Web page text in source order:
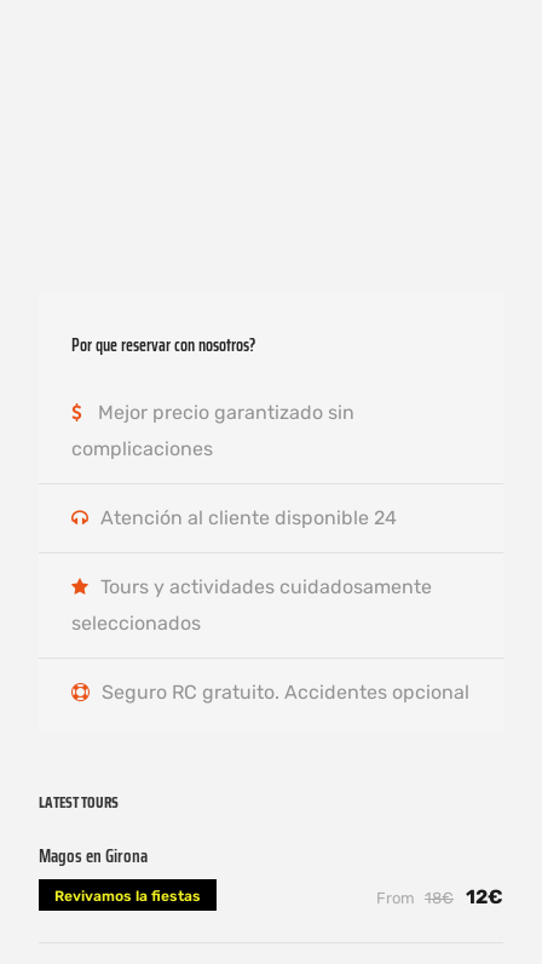
Por que reservar con nosotros?
Mejor precio garantizado sin
complicaciones
Atención al cliente disponible 24
Tours y actividades cuidadosamente
seleccionados
Seguro RC gratuito. Accidentes opcional
LATEST TOURS
Magos en Girona
Revivamos la fiestas From 18€ 12€